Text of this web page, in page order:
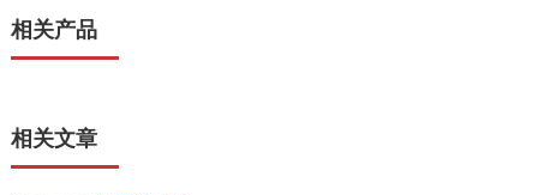
相关产品
相关文章